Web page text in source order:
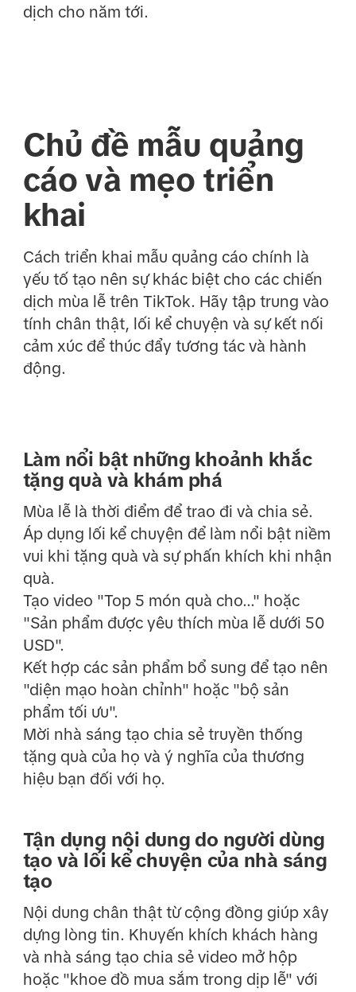
dịch cho năm tới.
Chủ đề mẫu quảng
cáo và mẹo triển
khai
Cách triển khai mẫu quảng cáo chính là
yếu tố tạo nên sự khác biệt cho các chiến
dịch mùa lễ trên TikTok. Hãy tập trung vào
tính chân thật, lối kể chuyện và sự kết nối
cảm xúc để thúc đẩy tương tác và hành
động.
Làm nổi bật những khoảnh khắc
tặng quà và khám phá
Mùa lễ là thời điểm để trao đi và chia sẻ.
Áp dụng lối kể chuyện để làm nổi bật niềm
vui khi tặng quà và sự phấn khích khi nhận
quà.
Tạo video "Top 5 món quà cho..." hoặc
"Sản phẩm được yêu thích mùa lễ dưới 50
USD".
Kết hợp các sản phẩm bổ sung để tạo nên
"diện mạo hoàn chỉnh" hoặc "bộ sản
phẩm tối ưu".
Mời nhà sáng tạo chia sẻ truyền thống
tặng quà của họ và ý nghĩa của thương
hiệu bạn đối với họ.
Tận dụng nội dung do người dùng
tạo và lối kể chuyện của nhà sáng
tạo
Nội dung chân thật từ cộng đồng giúp xây
dựng lòng tin. Khuyến khích khách hàng
và nhà sáng tạo chia sẻ video mở hộp
hoặc "khoe đồ mua sắm trong dịp lễ" với